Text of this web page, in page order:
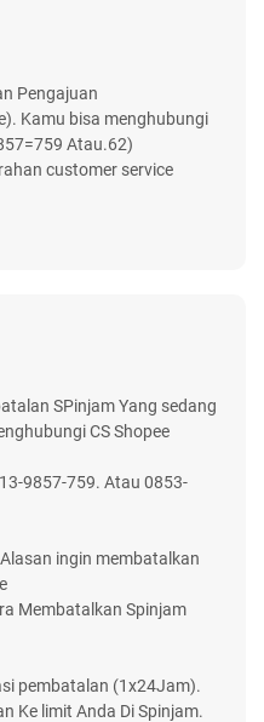
Pengajuan
Kamu bisa menghubungi
Atau.62)
customer service
SPinjam Yang sedang
CS Shopee
9857-759. Atau 0853-
ingin membatalkan
Membatalkan Spinjam
pembatalan (1x24Jam).
Ke limit Anda Di Spinjam.